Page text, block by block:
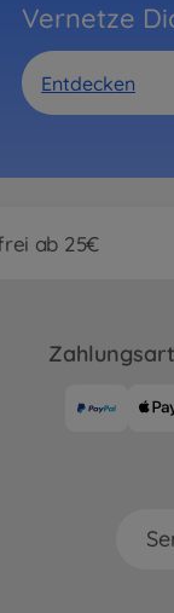
Vernetze
Entdecken
ab 25€